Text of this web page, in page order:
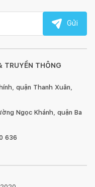
TRUYỀN THÔNG
quận Thanh Xuân,
Ngọc Khánh, quận Ba
636
Gửi